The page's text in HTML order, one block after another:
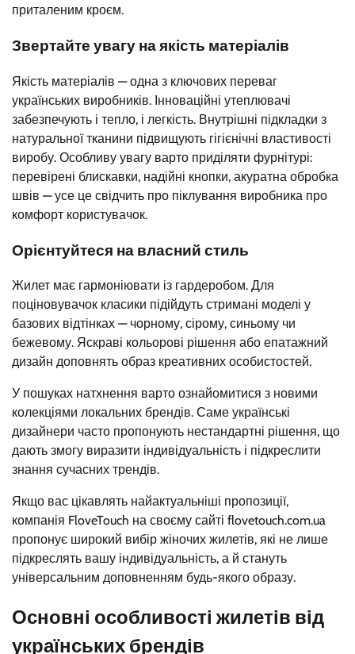
приталеним кроєм.
Звертайте увагу на якість матеріалів
Якість матеріалів — одна з ключових переваг
українських виробників. Інноваційні утеплювачі
забезпечують і тепло, і легкість. Внутрішні підкладки з
натуральної тканини підвищують гігієнічні властивості
виробу. Особливу увагу варто приділяти фурнітурі:
перевірені блискавки, надійні кнопки, акуратна обробка
швів — усе це свідчить про піклування виробника про
комфорт користувачок.
Орієнтуйтеся на власний стиль
Жилет має гармоніювати із гардеробом. Для
поціновувачок класики підійдуть стримані моделі у
базових відтінках — чорному, сірому, синьому чи
бежевому. Яскраві кольорові рішення або епатажний
дизайн доповнять образ креативних особистостей.
У пошуках натхнення варто ознайомитися з новими
колекціями локальних брендів. Саме українські
дизайнери часто пропонують нестандартні рішення, що
дають змогу виразити індивідуальність і підкреслити
знання сучасних трендів.
Якщо вас цікавлять найактуальніші пропозиції,
компанія FloveTouch на своєму сайті flovetouch.com.ua
пропонує широкий вибір жіночих жилетів, які не лише
підкреслять вашу індивідуальність, а й стануть
універсальним доповненням будь-якого образу.
Основні особливості жилетів від
українських брендів